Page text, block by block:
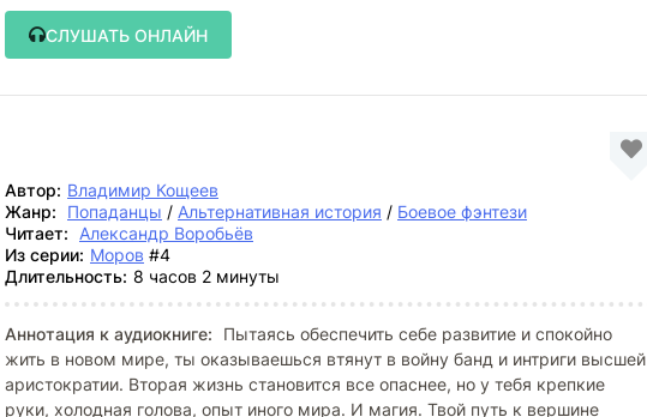
СЛУШАТЬ ОНЛАЙН
Автор: Владимир Кощеев
Жанр:
Попаданцы / Альтернативная история / Боевое фэнтези
Читает:
Александр Воробьёв
Из серии: Моров #4
Длительность: 8 часов 2 минуты
Аннотация к аудиокниге:
Пытаясь обеспечить себе развитие и спокойно
жить в новом мире, ты оказываешься втянут в войну банд и интриги высшей
аристократии. Вторая жизнь становится все опаснее, но у тебя крепкие
руки, холодная голова, опыт иного мира. И магия. Твой путь к вершине